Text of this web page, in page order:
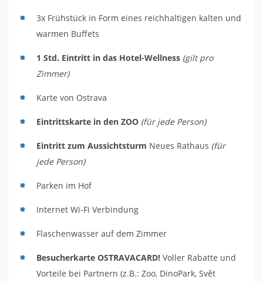
3x Frühstück in Form eines reichhaltigen kalten und
warmen Buffets
1 Std. Eintritt in das Hotel-Wellness (gilt pro
Zimmer)
Karte von Ostrava
Eintrittskarte in den ZOO (für jede Person)
Eintritt zum Aussichtsturm Neues Rathaus (für
jede Person)
Parken im Hof
Internet Wi-Fi Verbindung
Flaschenwasser auf dem Zimmer
Besucherkarte OSTRAVACARD! Voller Rabatte und
Vorteile bei Partnern (z.B.: Zoo, DinoPark, Svět